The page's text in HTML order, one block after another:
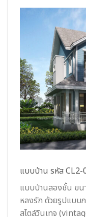
แบบบ้าน รหัส CL2-
แบบบ้านสองชั้น ขน
หลงรัก ด้วยรูปแบบ
สไตล์วินเทจ